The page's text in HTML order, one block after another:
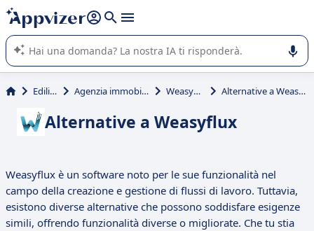
righe con
shift + enter
L'IA di Appvizer vi guida nell'utilizzo o nella scelta di un
software SaaS per la vostra azienda.
Edilizia Agenzia immobiliare Weasyflux Alternative a Weasyflux
Alternative a Weasyflux
Weasyflux è un software noto per le sue funzionalità nel
campo della creazione e gestione di flussi di lavoro. Tuttavia,
esistono diverse alternative che possono soddisfare esigenze
simili, offrendo funzionalità diverse o migliorate. Che tu stia